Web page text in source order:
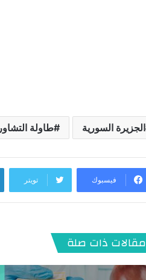
الجزيرة السورية طاولة التشاور
فيسبوك تويتر
مقالات ذات صلة